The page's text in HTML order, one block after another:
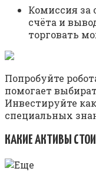
Комиссия за
счёта и
торговать
Попробуйте
помогает
Инвестируйте
специальных
КАКИЕ АКТИВЫ